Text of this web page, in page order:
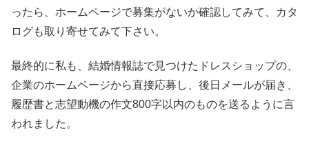
ったら、ホームページで募集がないか確認してみて、カタ
ログも取り寄せてみて下さい。
最終的に私も、結婚情報誌で見つけたドレスショップの、
企業のホームページから直接応募し、後日メールが届き、
履歴書と志望動機の作文800字以内のものを送るように言
われました。